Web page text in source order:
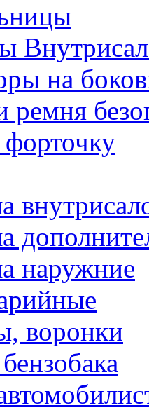
на
ремня
наружние
воронки